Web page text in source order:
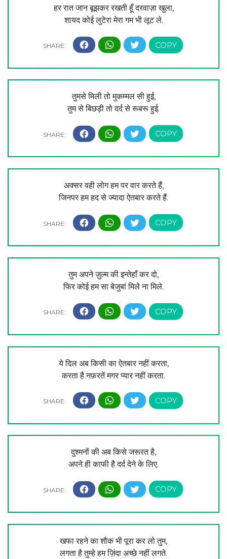
हर रात जान बूझकर रखती हूँ दरवाज़ा खुला,
शायद कोई लुटेरा मेरा गम भी लूट ले.
तुमसे मिली तो मुकम्मल सी हुई,
तुम से बिछड़ी तो दर्द से रूबरू हुई.
अक्सर वही लोग हम पर वार करते हैं,
जिनपर हम हद से ज्यादा ऐतबार करते हैं.
तुम अपने ज़ुल्म की इन्तेहाँ कर दो,
फिर कोई हम सा बेजुबां मिले ना मिले.
ये दिल अब किसी का ऐतबार नहीं करता,
करता है नफ़रतें मगर प्यार नहीं करता.
दुश्मनों की अब किसे जरूरत है,
अपने ही काफी है दर्द देने के लिए.
खफा रहने का शौक भी पूरा कर लो तुम,
लगता है तुम्हे हम ज़िंदा अच्छे नहीं लगते.